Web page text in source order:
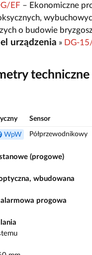
EF – Ekonomiczne
o budowie
urządzenia » DG-
techniczne
Sensor
WpW Półprzewodnikowy
(progowe)
wbudowana
progowa